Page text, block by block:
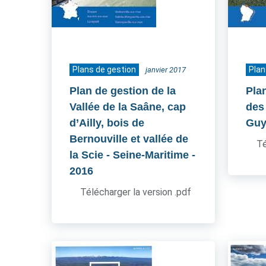
Plans de gestion janvier 2017
Plan de gestion de la
Vallée de la Saâne, cap
d’Ailly, bois de
Bernouville et vallée de
la Scie - Seine-Maritime -
2016
Télécharger la version .pdf